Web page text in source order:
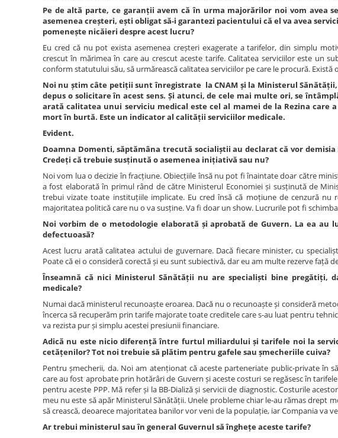
Pe de altă parte, ce garanții avem că în urma majorărilor noi vom avea
asemenea creșteri, ești obligat să-i garantezi pacientului că el va avea
pomenește nicăieri despre acest lucru?
Eu cred că nu pot exista asemenea creșteri exagerate a tarifelor, din simplu
crescut în mărimea în care au crescut aceste tarife. Calitatea serviciilor este un
conform statutului său, să urmărească calitatea serviciilor pe care le procură.
Noi nu știm câte petiții sunt înregistrate la CNAM și la Ministerul
depus o solicitare în acest sens. Și atunci, de cele mai multe ori, se
arată calitatea unui serviciu medical este cel al mamei de la Rezina
mort în burtă. Este un indicator al calității serviciilor medicale.
Evident.
Doamna Domenti, săptămâna trecută socialiștii au declarat că vor
Credeți că trebuie susținută o asemenea inițiativă sau nu?
Noi vom lua o decizie în fracțiune. Obiecțiile însă nu pot fi înaintate doar către
a fost elaborată în primul rând de către Ministerul Economiei și susținută de
trebui vizate toate instituțiile implicate. Eu cred însă că moțiune de cenzură
majoritatea politică care nu o va susține. Va fi doar un show. Lucrurile pot fi
Noi vorbim de o metodologie elaborată și aprobată de Guvern. La ea
defectuoasă?
Acest lucru arată calitatea actului de guvernare. Dacă fiecare minister, cu
Poate că ei o consideră corectă și eu sunt subiectivă, dar eu am multe rezerve față
Înseamnă că nici Ministerul Sănătății nu are specialiști bine pregătiți,
medicale?
Numai dacă ministerul recunoaște eroarea. Dacă nu o recunoaște și consideră
încerca să recuperăm prin tarife majorate toate creditele care s-au luat pentru
va rezista pur și simplu acestei presiunii financiare.
Adică nu este nicio diferență între furtul miliardului și tarifele noi la
cetățenilor? Tot noi trebuie să plătim pentru gafele sau șmecheriile cuiva?
Pentru șmecherii, da. Noi am atenționat că aceste parteneriate public-private în
care au fost aprobate prin hotărâri de Guvern și aceste costuri se regăsesc în
pentru aceste PPP. Mă refer și la BB-Dializă și servicii de diagnostic. Costurile
meu nu este să apăr Ministerul Sănătății. Unele probleme chiar le-au rămas drept
să crească, deoarece majoritatea banilor vor veni de la populație, iar Compania va
Ar trebui ministerul sau în general Guvernul să înghețe aceste tarife?